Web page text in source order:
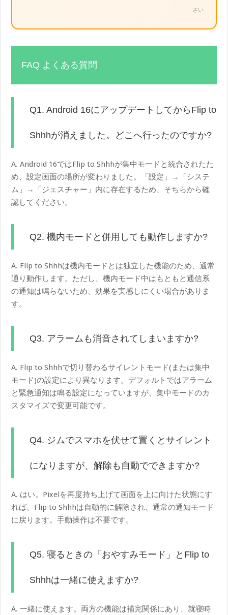
さい
FAQ よくある質問
Q1. Android 16にアップデートしてからFlip to
Shhhが消えました。どこへ行ったのですか?
A. Android 16ではFlip to Shhhが集中モードと統合されたた
め、設定画面の場所が変わりました。「設定」→「システ
ム」→「ジェスチャー」内に存在するため、そちらから確
認してください。
Q2. 機内モードと併用しても動作しますか?
A. Flip to Shhhは機内モードとは独立した機能のため、通常
通り動作します。ただし、機内モード中はもともと通信系
の通知は鳴らないため、効果を実感しにくい場合がありま
す。
Q3. アラームも消音されてしまいますか?
A. Flip to Shhhで切り替わるサイレントモード(または集中
モード)の設定により異なります。デフォルトではアラーム
と緊急通知は鳴る設定になっていますが、集中モードのカ
スタマイズで変更可能です。
Q4. ジムでスマホを伏せて置くとサイレント
になりますが、解除も自動でできますか?
A. はい。Pixelを再度持ち上げて画面を上に向けた状態にす
れば、Flip to Shhhは自動的に解除され、通常の通知モード
に戻ります。手動操作は不要です。
Q5. 寝るときの「おやすみモード」とFlip to
Shhhは一緒に使えますか?
A. 一緒に使えます。両方の機能は補完関係にあり、就寝時